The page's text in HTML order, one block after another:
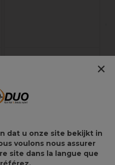
9,89€
dat u onze site bekijkt in
voulons nous assurer
site dans la langue que
×